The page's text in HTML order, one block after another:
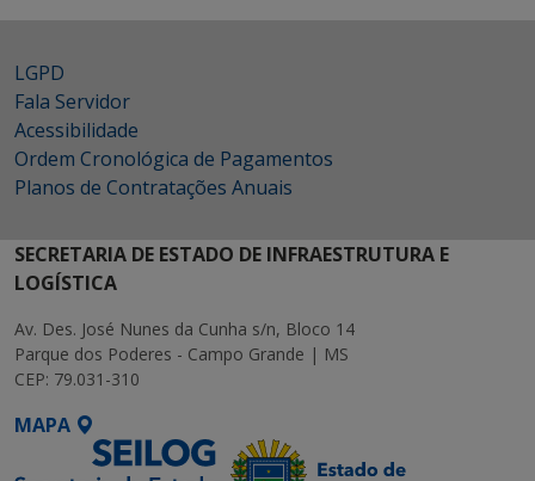
LGPD
Fala Servidor
Acessibilidade
Ordem Cronológica de Pagamentos
Planos de Contratações Anuais
SECRETARIA DE ESTADO DE INFRAESTRUTURA E
LOGÍSTICA
Av. Des. José Nunes da Cunha s/n, Bloco 14
Parque dos Poderes - Campo Grande | MS
CEP: 79.031-310
MAPA